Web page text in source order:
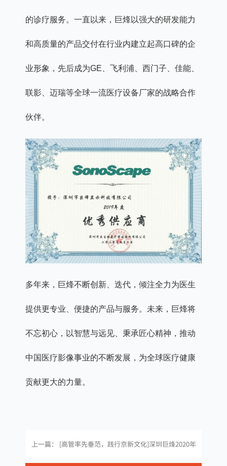
的诊疗服务。一直以来，巨烽以强大的研发能力
和高质量的产品交付在行业内建立起高口碑的企
业形象，先后成为GE、飞利浦、西门子、佳能、
联影、迈瑞等全球一流医疗设备厂家的战略合作
伙伴。
多年来，巨烽不断创新、迭代，倾注全力为医生
提供更专业、便捷的产品与服务。未来，巨烽将
不忘初心，以智慧与远见、秉承匠心精神，推动
中国医疗影像事业的不断发展，为全球医疗健康
贡献更大的力量。
上一篇： [高管率先垂范，践行京新文化]深圳巨烽2020年